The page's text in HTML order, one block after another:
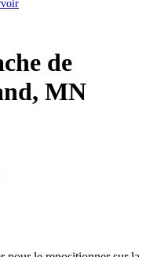
de
MN